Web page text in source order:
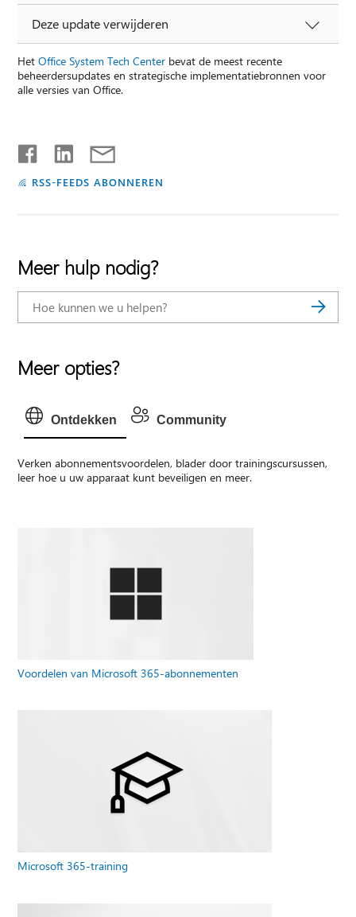
Deze update verwijderen
HetOffice System Tech Center bevat de meest recente
beheerdersupdates en strategische implementatiebronnen voor
alle versies van Office.
RSS-FEEDS ABONNEREN
Meer hulp nodig?
Meer opties?
Ontdekken Community
Verken abonnementsvoordelen, blader door trainingscursussen,
leer hoe u uw apparaat kunt beveiligen en meer.
Voordelen van Microsoft 365-abonnementen
Microsoft 365-training